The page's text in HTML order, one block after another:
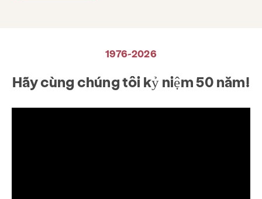
1976-2026
Hãy cùng chúng tôi kỷ niệm 50 năm!